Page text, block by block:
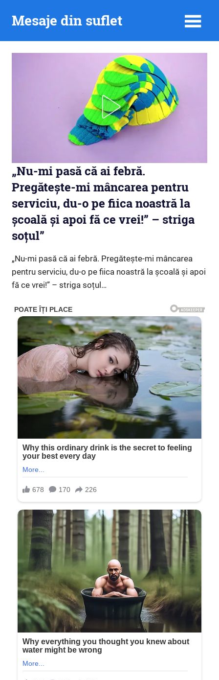
Mesaje din suflet
„Nu-mi pasă că ai febră.
Pregătește-mi mâncarea pentru
serviciu, du-o pe fiica noastră la
școală și apoi fă ce vrei!” – striga
soțul”
„Nu-mi pasă că ai febră. Pregătește-mi mâncarea
pentru serviciu, du-o pe fiica noastră la școală și apoi
fă ce vrei!” – striga soțul…